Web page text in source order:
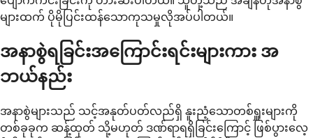
များထက် ပိုမိုပြင်းထန်သောကုသမှုလိုအပ်ပါတယ်။
အနာစွဲရခြင်းအကြောင်းရင်းများကား အ
ဘယ်နည်း
အနာစွဲများသည် သင့်အနုတ်ပတ်လည်ရှိ နူးညံ့သောတစ်ရှူးများကို
တစ်ခုခုက ဆန့်ထုတ် သို့မဟုတ် ဒဏ်ရာရရှိခြင်းကြောင့် ဖြစ်ပွားလေ့